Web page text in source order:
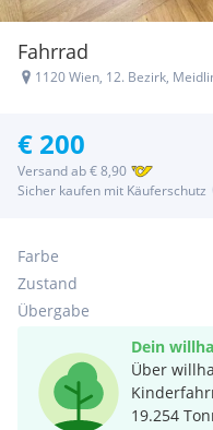
Fahrrad
1120 Wien, 12. Bezirk,
€ 200
Versand ab € 8,90
Sicher kaufen mit Käuferschutz
Farbe
Zustand
Übergabe
Dein
Über
19.254